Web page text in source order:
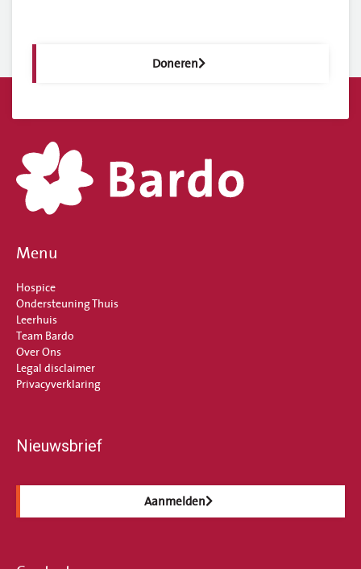
Doneren
Menu
Hospice
Ondersteuning Thuis
Leerhuis
Team Bardo
Over Ons
Legal disclaimer
Privacyverklaring
Nieuwsbrief
Aanmelden